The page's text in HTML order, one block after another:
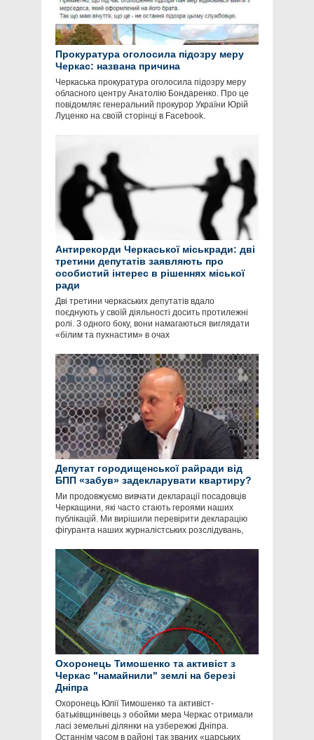
Прокуратура оголосила підозру меру
Черкас: названа причина
Черкаська прокуратура оголосила підозру меру
обласного центру Анатолію Бондаренко. Про це
повідомляє генеральний прокурор України Юрій
Луценко на своїй сторінці в Facebook.
Антирекорди Черкаської міськради: дві
третини депутатів заявляють про
особистий інтерес в рішеннях міської
ради
Дві третини черкаських депутатів вдало
поєднують у своїй діяльності досить протилежні
ролі. З одного боку, вони намагаються виглядати
«білим та пухнастим» в очах
Депутат городищенської райради від
БПП «забув» задекларувати квартиру?
Ми продовжуємо вивчати декларації посадовців
Черкащини, які часто стають героями наших
публікацій. Ми вирішили перевірити декларацію
фігуранта наших журналістських розслідувань,
Охоронець Тимошенко та активіст з
Черкас "намайнили" землі на березі
Дніпра
Охоронець Юлії Тимошенко та активіст-
батьківщинівець з обойми мера Черкас отримали
ласі земельні ділянки на узбережжі Дніпра.
Останнім часом в районі так званих «царських